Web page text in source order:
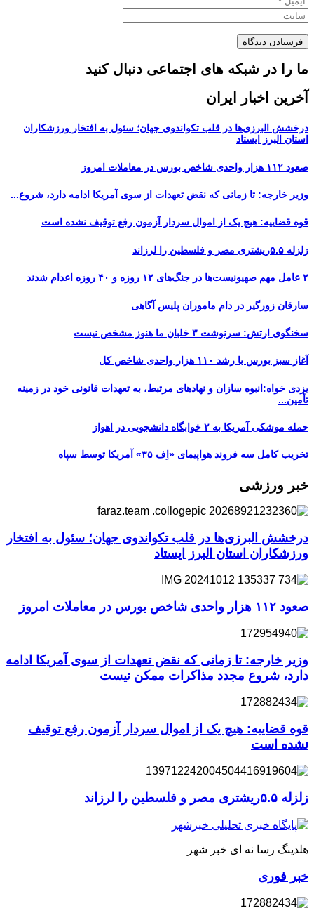
ما را در شبکه های اجتماعی دنبال کنید
آخرین اخبار ایران
درخشش البرزی‌ها در قلب تکواندوی جهان؛ سئول به افتخار ورزشکاران
استان البرز ایستاد
صعود ۱۱۲ هزار واحدی شاخص بورس در معاملات امروز
وزیر خارجه: تا زمانی که نقض تعهدات از سوی آمریکا ادامه دارد، شروع...
قوه قضاییه: هیچ یک از اموال سردار آزمون رفع توقیف نشده است
زلزله ۵.۵ریشتری مصر و فلسطین را لرزاند
۲ عامل مهم صهیونیست‌ها در جنگ‌های ۱۲ روزه و ۴۰ روزه اعدام شدند
سارقان زورگیر در دام ماموران پلیس آگاهی
سخنگوی ارتش: سرنوشت ۳ خلبان ما هنوز مشخص نیست
آغاز سبز بورس با رشد ۱۱۰ هزار واحدی شاخص کل
یزدی خواه:انبوه سازان و نهادهای مرتبط، به تعهدات قانونی خود در زمینه
تأمین...
حمله موشکی آمریکا به ۲ خوابگاه دانشجویی در اهواز
تخریب کامل سه فروند هواپیمای «اِف ۳۵» آمریکا توسط سپاه
خبر ورزشی
درخشش البرزی‌ها در قلب تکواندوی جهان؛ سئول به افتخار
ورزشکاران استان البرز ایستاد
صعود ۱۱۲ هزار واحدی شاخص بورس در معاملات امروز
وزیر خارجه: تا زمانی که نقض تعهدات از سوی آمریکا ادامه
دارد، شروع مجدد مذاکرات ممکن نیست
قوه قضاییه: هیچ یک از اموال سردار آزمون رفع توقیف
نشده است
زلزله ۵.۵ریشتری مصر و فلسطین را لرزاند
هلدینگ رسا نه ای خبر شهر
خبر فوری